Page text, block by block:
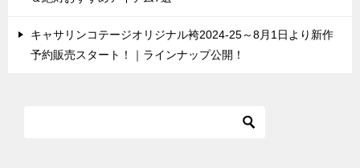
キャサリンコテージオリジナル袴2024-25～8月1日より新作
予約販売スタート！｜ラインナップ公開！